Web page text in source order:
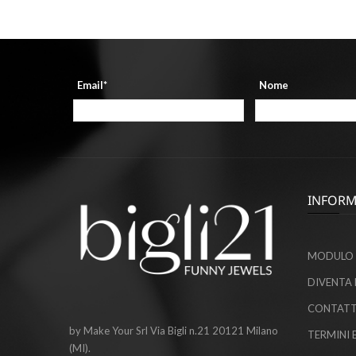
Email*
Nome
by Make Your Srl Via Bigli n.21 20121 Milano
(MI).
MODULO
DIVENTA
TERMINI